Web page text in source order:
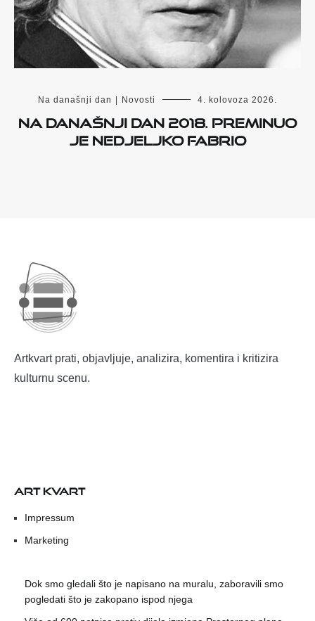
Na današnji dan | Novosti 4. kolovoza 2026.
Na današnji dan 2018. preminuo
je Nedjeljko Fabrio
Artkvart prati, objavljuje, analizira, komentira i kritizira
kulturnu scenu.
ART KVART
Impressum
Marketing
Dok smo gledali što je napisano na muralu, zaboravili smo
pogledati što je zakopano ispod njega